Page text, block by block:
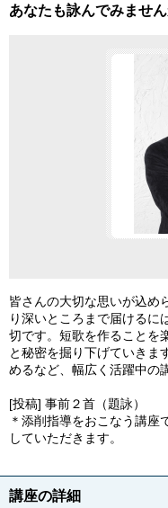
あなたも詠んでみません
皆さんの大切な思いが込め
り深いところまで届けるに
切です。短歌を作ることを
と秘密を掘り下げていきま
めるなど、幅広く活躍中の
[投稿] 事前２首（題詠）
＊添削指導をおこなう講座
していただきます。
講座の詳細